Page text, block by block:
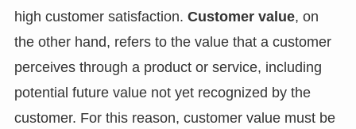
high customer satisfaction. Customer value, on
the other hand, refers to the value that a customer
perceives through a product or service, including
potential future value not yet recognized by the
customer. For this reason, customer value must be